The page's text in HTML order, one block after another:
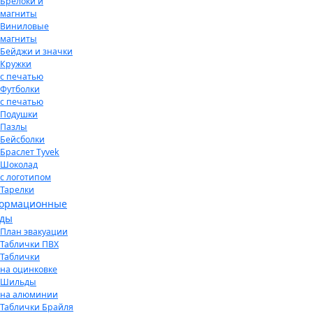
магниты
Виниловые
магниты
Бейджи и значки
Кружки
с печатью
Футболки
с печатью
Подушки
Пазлы
Бейсболки
Браслет Tyvek
Шоколад
с логотипом
Тарелки
План эвакуации
Таблички ПВХ
Таблички
на оцинковке
Шильды
на алюминии
Таблички Брайля